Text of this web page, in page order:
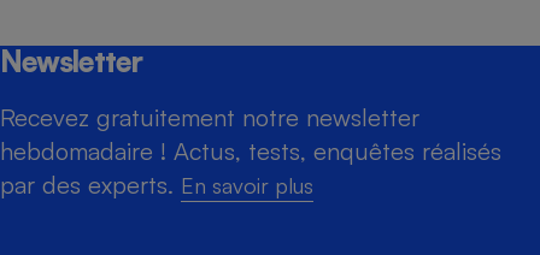
Newsletter
Recevez gratuitement notre newsletter
hebdomadaire ! Actus, tests, enquêtes réalisés
par des experts. En savoir plus